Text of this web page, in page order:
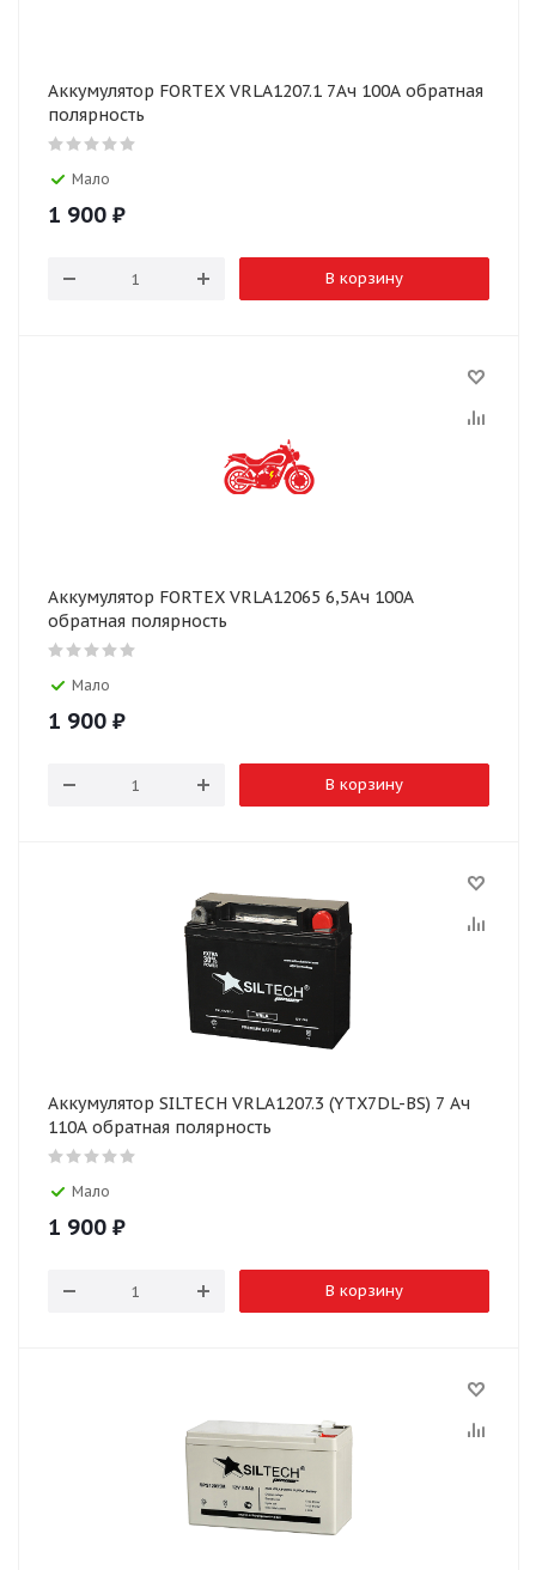
Аккумулятор FORTEX VRLA1207.1 7Ач 100А обратная
полярность
Мало
1 900 ₽
В корзину
Аккумулятор FORTEX VRLA12065 6,5Ач 100А
обратная полярность
Мало
1 900 ₽
В корзину
Аккумулятор SILTECH VRLA1207.3 (YTX7DL-BS) 7 Ач
110А обратная полярность
Мало
1 900 ₽
В корзину